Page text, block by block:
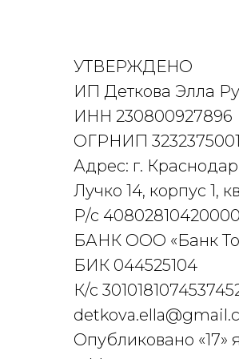
УТВЕРЖДЕНО
ИП Деткова Элла
ИНН 230800927896
ОГРНИП
Адрес: г.
Лучко 14, корпус 1,
Р/с
БАНК ООО «Банк
БИК 044525104
К/с
Опубликовано «17»